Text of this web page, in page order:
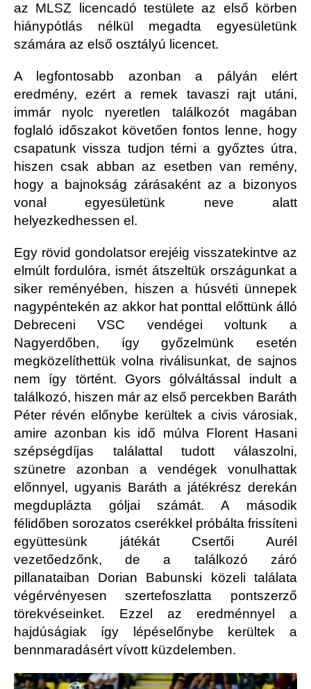
az MLSZ licencadó testülete az első körben
hiánypótlás nélkül megadta egyesületünk
számára az első osztályú licencet.
A legfontosabb azonban a pályán elért
eredmény, ezért a remek tavaszi rajt utáni,
immár nyolc nyeretlen találkozót magában
foglaló időszakot követően fontos lenne, hogy
csapatunk vissza tudjon térni a győztes útra,
hiszen csak abban az esetben van remény,
hogy a bajnokság zárásaként az a bizonyos
vonal egyesületünk neve alatt
helyezkedhessen el.
Egy rövid gondolatsor erejéig visszatekintve az
elmúlt fordulóra, ismét átszeltük országunkat a
siker reményében, hiszen a húsvéti ünnepek
nagypéntekén az akkor hat ponttal előttünk álló
Debreceni VSC vendégei voltunk a
Nagyerdőben, így győzelmünk esetén
megközelíthettük volna riválisunkat, de sajnos
nem így történt. Gyors gólváltással indult a
találkozó, hiszen már az első percekben Baráth
Péter révén előnybe kerültek a civis városiak,
amire azonban kis idő múlva Florent Hasani
szépségdíjas találattal tudott válaszolni,
szünetre azonban a vendégek vonulhattak
előnnyel, ugyanis Baráth a játékrész derekán
megduplázta góljai számát. A második
félidőben sorozatos cserékkel próbálta frissíteni
együttesünk játékát Csertői Aurél
vezetőedzőnk, de a találkozó záró
pillanataiban Dorian Babunski közeli találata
végérvényesen szertefoszlatta pontszerző
törekvéseinket. Ezzel az eredménnyel a
hajdúságiak így lépéselőnybe kerültek a
bennmaradásért vívott küzdelemben.